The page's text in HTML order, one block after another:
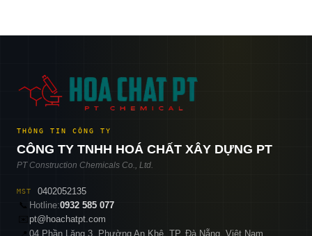
THÔNG TIN CÔNG TY
CÔNG TY TNHH HOÁ CHẤT XÂY DỰNG PT
PT Construction Chemicals Co., Ltd.
MST
0402052135
📞 Hotline:0932 585 077
pt@hoachatpt.com
04 Phần Lăng 3, Phường An Khê, TP. Đà Nẵng, Việt Nam